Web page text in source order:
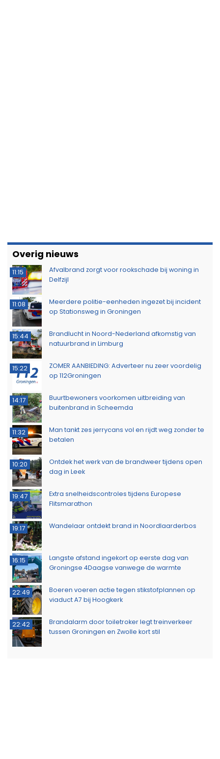
Overig nieuws
11:15
Afvalbrand zorgt voor rookschade bij woning in
Delfzijl
11:08
Meerdere politie-eenheden ingezet bij incident
op Stationsweg in Groningen
15:44
Brandlucht in Noord-Nederland afkomstig van
natuurbrand in Limburg
15:22
ZOMER AANBIEDING: Adverteer nu zeer voordelig
op 112Groningen
14:17
Buurtbewoners voorkomen uitbreiding van
buitenbrand in Scheemda
11:32
Man tankt zes jerrycans vol en rijdt weg zonder te
betalen
10:20
Ontdek het werk van de brandweer tijdens open
dag in Leek
19:47
Extra snelheidscontroles tijdens Europese
Flitsmarathon
19:17 Wandelaar ontdekt brand in Noordlaarderbos
16:15
Langste afstand ingekort op eerste dag van
Groningse 4Daagse vanwege de warmte
22:49
Boeren voeren actie tegen stikstofplannen op
viaduct A7 bij Hoogkerk
22:42
Brandalarm door toiletroker legt treinverkeer
tussen Groningen en Zwolle kort stil